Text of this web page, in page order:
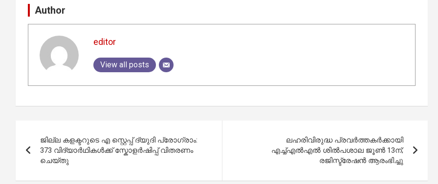
Author
editor
View all posts
navigation
ജില്ല കളക്ടറുടെ എ സ്റ്റെപ്പ് ദ്യുദി പ്രോഗ്രാം:
373 വിദ്യാർഥികൾക്ക് സ്കോളർഷിപ്പ് വിതരണം
ചെയ്തു
ലഹരിവിരുദ്ധ പ്രവർത്തകർക്കായി
എച്ച്എൽഎൽ ശിൽപശാല ജൂൺ 13ന്;
രജിസ്ട്രേഷൻ ആരംഭിച്ചു